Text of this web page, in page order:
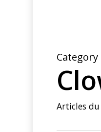
Category
Articles